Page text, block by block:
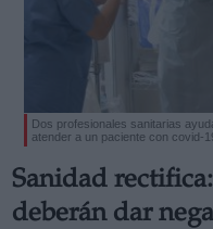
Dos profesionales sanitarias
atender a un paciente con covid-
Sanidad
deberán dar